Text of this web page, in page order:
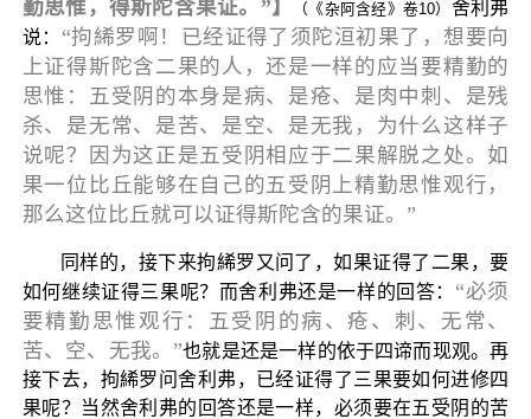
勤思惟，得斯陀含果证。”】
（《杂阿含经》卷10） 舍利弗
说： “拘絺罗啊！已经证得了须陀洹初果了，想要向
上证得斯陀含二果的人，还是一样的应当要精勤的
思惟：五受阴的本身是病、是疮、是肉中刺、是残
杀、是无常、是苦、是空、是无我，为什么这样子
说呢？因为这正是五受阴相应于二果解脱之处。如
果一位比丘能够在自己的五受阴上精勤思惟观行，
那么这位比丘就可以证得斯陀含的果证。”
同样的，接下来拘絺罗又问了，如果证得了二果，要
如何继续证得三果呢？而舍利弗还是一样的回答： “必须
要精勤思惟观行：五受阴的病、疮、刺、无常、
苦、空、无我。”也就是还是一样的依于四谛而现观。再
接下去，拘絺罗问舍利弗，已经证得了三果要如何进修四
果呢？当然舍利弗的回答还是一样，必须要在五受阴的苦